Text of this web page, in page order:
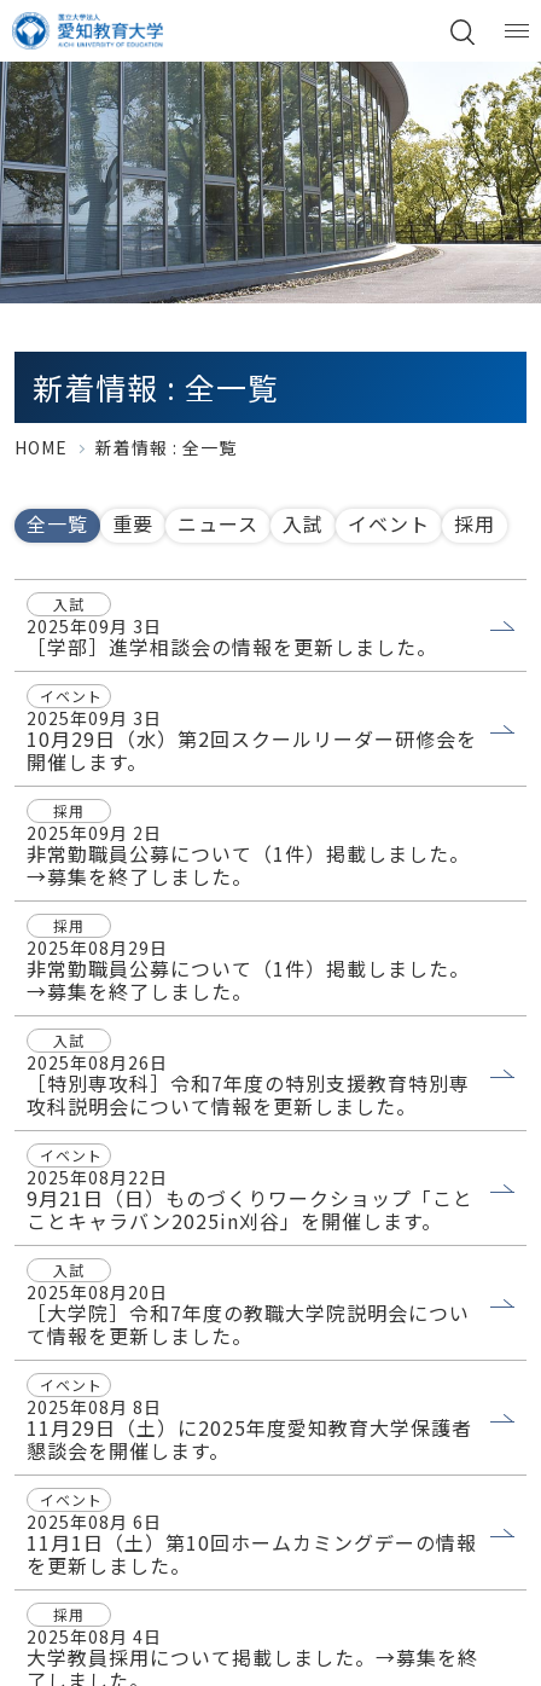
新着情報 : 全一覧
HOME 新着情報 : 全一覧
全一覧 重要 ニュース 入試 イベント 採用
入試
2025年09月 3日
［学部］進学相談会の情報を更新しました。
イベント
2025年09月 3日
10月29日（水）第2回スクールリーダー研修会を
開催します。
採用
2025年09月 2日
非常勤職員公募について（1件）掲載しました。
→募集を終了しました。
採用
2025年08月29日
非常勤職員公募について（1件）掲載しました。
→募集を終了しました。
入試
2025年08月26日
［特別専攻科］令和7年度の特別支援教育特別専
攻科説明会について情報を更新しました。
イベント
2025年08月22日
9月21日（日）ものづくりワークショップ「こと
ことキャラバン2025in刈谷」を開催します。
入試
2025年08月20日
［大学院］令和7年度の教職大学院説明会につい
て情報を更新しました。
イベント
2025年08月 8日
11月29日（土）に2025年度愛知教育大学保護者
懇談会を開催します。
イベント
2025年08月 6日
11月1日（土）第10回ホームカミングデーの情報
を更新しました。
採用
2025年08月 4日
大学教員採用について掲載しました。→募集を終
了しました。